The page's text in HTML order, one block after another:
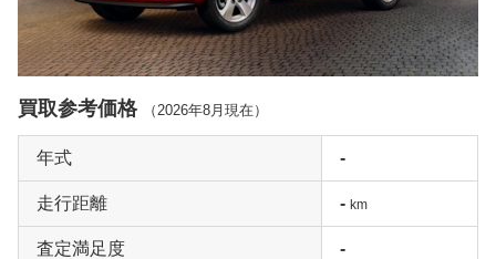
買取参考価格 （ 2026年8月 現在）
年式 -
走行距離 - km
査定満足度 -